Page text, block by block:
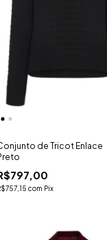
de Tricot Enlace
com Pix